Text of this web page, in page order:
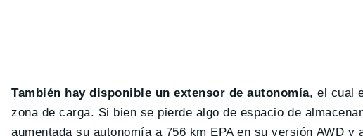
También hay disponible un extensor de autonomía, el cual
zona de carga. Si bien se pierde algo de espacio de
aumentada su autonomía a 756 km EPA en su versión AWD